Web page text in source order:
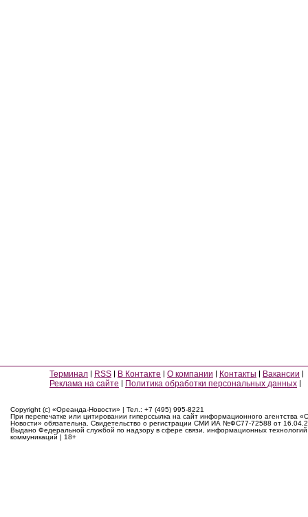
Терминал RSS В Контакте О компании Контакты
Вакансии
Реклама на сайте
Политика обработки персональных данных
Copyright (c) «Ореанда-Новости» | Тел.: +7 (495) 995-8221
При перепечатке или цитировании гиперссылка на сайт информационного агентства
Новости» обязательна. Свидетельство о регистрации СМИ ИА №ФС77-72588 от
Выдано Федеральной службой по надзору в сфере связи, информационных
коммуникаций | 18+